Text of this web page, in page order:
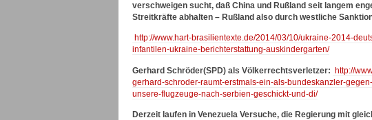
verschweigen sucht, daß China und Rußland seit langem
Streitkräfte abhalten – Rußland also durch westliche
http://www.hart-brasilientexte.de/2014/03/10/ukraine-2014-
infantilen-ukraine-berichterstattung-auskindergarten/
Gerhard Schröder(SPD) als Völkerrechtsverletzer: http://
gerhard-schroder-raumt-erstmals-ein-als-bundeskanzler-
unsere-flugzeuge-nach-serbien-geschickt-und-di/
Derzeit laufen in Venezuela Versuche, die Regierung mit